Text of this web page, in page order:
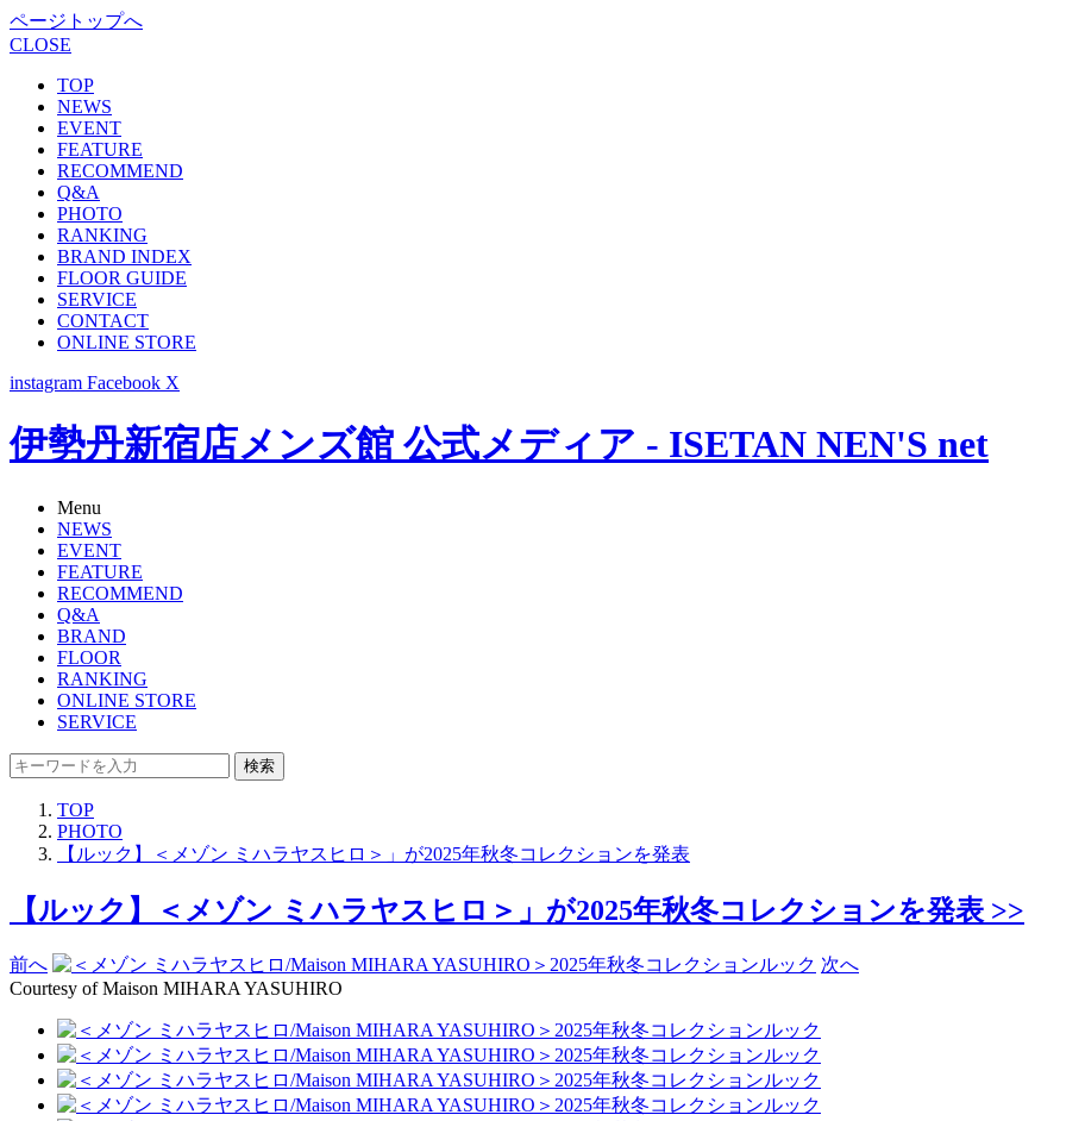
ページトップへ
CLOSE
TOP
NEWS
EVENT
FEATURE
RECOMMEND
Q&A
PHOTO
RANKING
BRAND INDEX
FLOOR GUIDE
SERVICE
CONTACT
ONLINE STORE
instagram Facebook X
伊勢丹新宿店メンズ館 公式メディア - ISETAN NEN'S net
Menu
NEWS
EVENT
FEATURE
RECOMMEND
Q&A
BRAND
FLOOR
RANKING
ONLINE STORE
SERVICE
検索
TOP
PHOTO
【ルック】＜メゾン ミハラヤスヒロ＞」が2025年秋冬コレクションを発表
【ルック】＜メゾン ミハラヤスヒロ＞」が2025年秋冬コレクションを発表 >>
前へ
次へ
Courtesy of Maison MIHARA YASUHIRO